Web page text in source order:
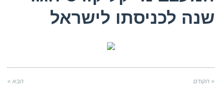
שנה לכניסתו לישראל
« הקודם הבא »